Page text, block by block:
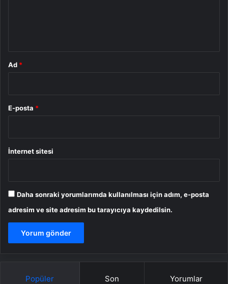
Ad *
E-posta *
İnternet sitesi
Daha sonraki yorumlarımda kullanılması için adım, e-posta
adresim ve site adresim bu tarayıcıya kaydedilsin.
Popüler Son Yorumlar